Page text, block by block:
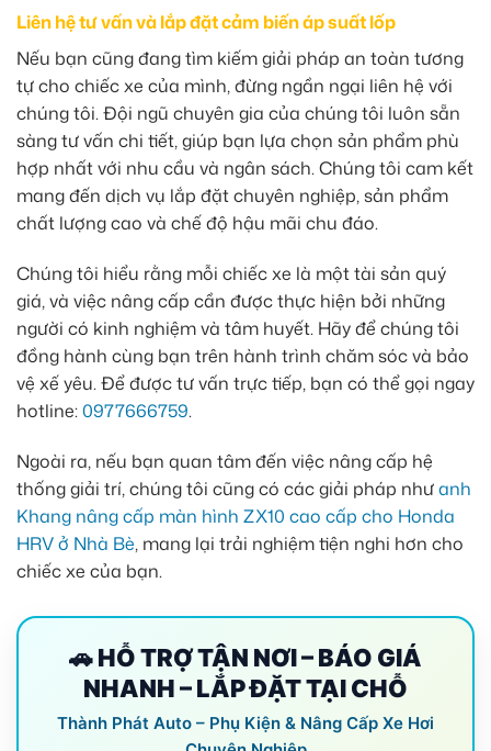
Liên hệ tư vấn và lắp đặt cảm biến áp suất lốp
Nếu bạn cũng đang tìm kiếm giải pháp an toàn tương
tự cho chiếc xe của mình, đừng ngần ngại liên hệ với
chúng tôi. Đội ngũ chuyên gia của chúng tôi luôn sẵn
sàng tư vấn chi tiết, giúp bạn lựa chọn sản phẩm phù
hợp nhất với nhu cầu và ngân sách. Chúng tôi cam kết
mang đến dịch vụ lắp đặt chuyên nghiệp, sản phẩm
chất lượng cao và chế độ hậu mãi chu đáo.
Chúng tôi hiểu rằng mỗi chiếc xe là một tài sản quý
giá, và việc nâng cấp cần được thực hiện bởi những
người có kinh nghiệm và tâm huyết. Hãy để chúng tôi
đồng hành cùng bạn trên hành trình chăm sóc và bảo
vệ xế yêu. Để được tư vấn trực tiếp, bạn có thể gọi ngay
hotline:0977666759.
Ngoài ra, nếu bạn quan tâm đến việc nâng cấp hệ
thống giải trí, chúng tôi cũng có các giải pháp nhưanh
Khang nâng cấp màn hình ZX10 cao cấp cho Honda
HRV ở Nhà Bè, mang lại trải nghiệm tiện nghi hơn cho
chiếc xe của bạn.
🚗 HỖ TRỢ TẬN NƠI – BÁO GIÁ
NHANH – LẮP ĐẶT TẠI CHỖ
Thành Phát Auto – Phụ Kiện & Nâng Cấp Xe Hơi